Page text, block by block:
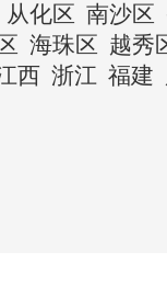
从化区 南沙区
海珠区 越秀
西 浙江 福建